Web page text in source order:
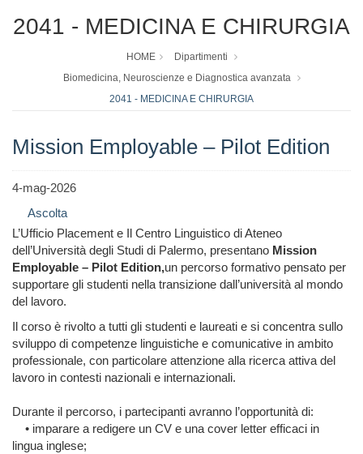
2041 - MEDICINA E CHIRURGIA
HOME
Dipartimenti
Biomedicina, Neuroscienze e Diagnostica avanzata
2041 - MEDICINA E CHIRURGIA
Mission Employable – Pilot Edition
4-mag-2026
Ascolta
L’Ufficio Placement e Il Centro Linguistico di Ateneo
dell’Università degli Studi di Palermo, presentano Mission
Employable – Pilot Edition,un percorso formativo pensato per
supportare gli studenti nella transizione dall’università al mondo
del lavoro.
Il corso è rivolto a tutti gli studenti e laureati e si concentra sullo
sviluppo di competenze linguistiche e comunicative in ambito
professionale, con particolare attenzione alla ricerca attiva del
lavoro in contesti nazionali e internazionali.
Durante il percorso, i partecipanti avranno l’opportunità di:
• imparare a redigere un CV e una cover letter efficaci in
lingua inglese;